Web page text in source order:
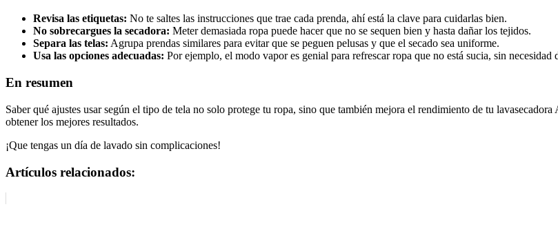
Revisa las etiquetas: No te saltes las instrucciones que trae cada prenda, ahí está la clave para cuidarlas bien.
No sobrecargues la secadora: Meter demasiada ropa puede hacer que no se sequen bien y hasta dañar los tejidos.
Separa las telas: Agrupa prendas similares para evitar que se peguen pelusas y que el secado sea uniforme.
Usa las opciones adecuadas: Por ejemplo, el modo vapor es genial para refrescar ropa que no está sucia, sin necesidad
En resumen
Saber qué ajustes usar según el tipo de tela no solo protege tu ropa, sino que también mejora el rendimiento de tu
obtener los mejores resultados.
¡Que tengas un día de lavado sin complicaciones!
Artículos relacionados: